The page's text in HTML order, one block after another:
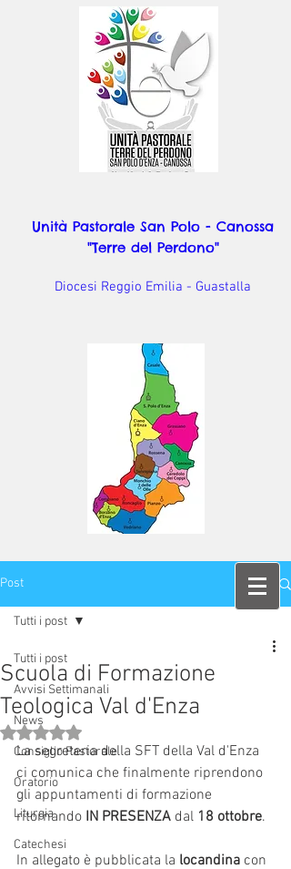
Unità Pastorale San Polo - Canossa
"Terre del Perdono"
Diocesi Reggio Emilia - Guastalla
Post
Tutti i post
Avvisi Settimanali
News
Consiglio Pastorale
Oratorio
Liturgia
Catechesi
Tutti i post
Scuola di Formazione
Teologica Val d'Enza
Valutazione NaN stelle su 5.
La segreteria della SFT della Val d'Enza
ci comunica che finalmente riprendono
gli appuntamenti di formazione
ritornando IN PRESENZA dal 18 ottobre.
In allegato è pubblicata la locandina con